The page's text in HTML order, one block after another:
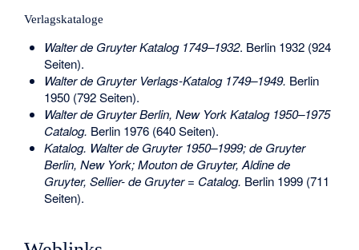
Verlagskataloge
Walter de Gruyter Katalog 1749–1932. Berlin 1932 (924
Seiten).
Walter de Gruyter Verlags-Katalog 1749–1949. Berlin
1950 (792 Seiten).
Walter de Gruyter Berlin, New York Katalog 1950–1975
Catalog. Berlin 1976 (640 Seiten).
Katalog. Walter de Gruyter 1950–1999; de Gruyter
Berlin, New York; Mouton de Gruyter, Aldine de
Gruyter, Sellier- de Gruyter = Catalog. Berlin 1999 (711
Seiten).